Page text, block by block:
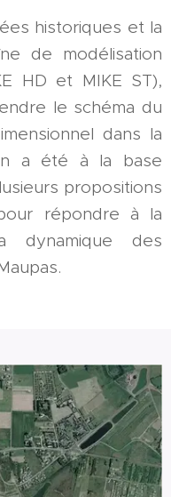
historiques et la
de modélisation
HD et MIKE ST),
le schéma du
dans la
a été à la base
propositions
répondre à la
dynamique des